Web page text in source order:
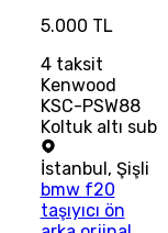
5.000 TL
4taksit
Kenwood
KSC-PSW88
Koltuk altı sub
İstanbul , Şişli
bmw f20
taşıyıcı ön